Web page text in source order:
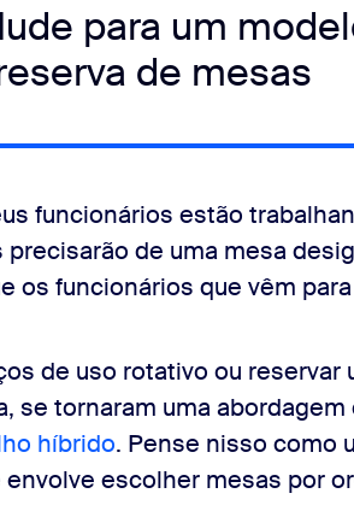
para um
de mesas
funcionários estão
precisarão de uma mesa
os funcionários que vêm
de uso rotativo ou
se tornaram uma abordagem
híbrido. Pense nisso como
envolve escolher mesas por